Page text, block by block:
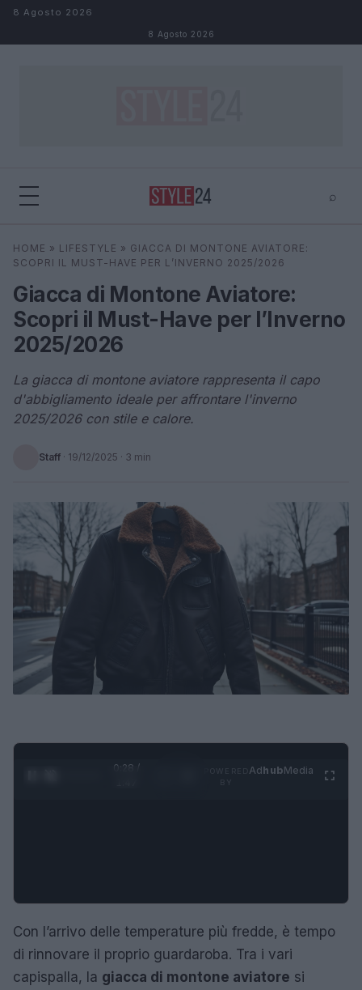
Salta al contenuto
8 Agosto 2026
8 Agosto 2026
⌕
Cerca ⌕
HOME » LIFESTYLE » GIACCA DI MONTONE AVIATORE:
SCOPRI IL MUST-HAVE PER L’INVERNO 2025/2026
Giacca di Montone Aviatore:
Scopri il Must-Have per l’Inverno
2025/2026
La giacca di montone aviatore rappresenta il capo
d'abbigliamento ideale per affrontare l'inverno
2025/2026 con stile e calore.
Staff · 19/12/2025 · 3 min
0:29 /
AdhubMedia
Con l’arrivo delle temperature più fredde, è tempo
di rinnovare il proprio guardaroba. Tra i vari
capispalla, la giacca di montone aviatore si